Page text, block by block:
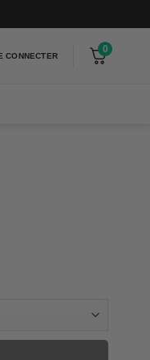
CONNECTER
0